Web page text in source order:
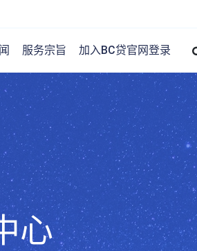
服务宗旨 加入BC贷官网登录
心